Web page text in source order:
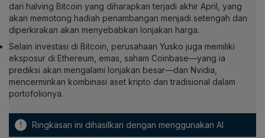
dari halving Bitcoin yang diharapkan terjadi akhir April, yang
akan memotong hadiah penambangan menjadi setengah dan
diperkirakan akan menyebabkan lonjakan harga.
Selain investasi di Bitcoin, perusahaan Yusko juga memiliki
eksposur di Ethereum, emas, saham Coinbase—yang ia
prediksi akan mengalami lonjakan besar—dan Nvidia,
mencerminkan kombinasi aset kripto dan tradisional dalam
portofolionya.
! Ringkasan ini dihasilkan dengan menggunakan AI